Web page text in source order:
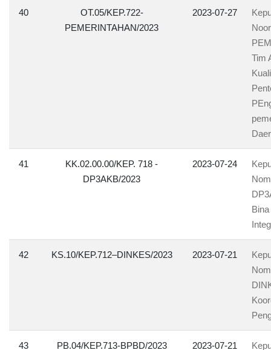
40
OT.05/KEP.722-
PEMERINTAHAN/2023
2023-07-27
Tim
41
KK.02.00.00/KEP. 718 -
DP3AKB/2023
2023-07-24
42 KS.10/KEP.712–DINKES/2023 2023-07-21
43 PB.04/KEP.713-BPBD/2023 2023-07-21